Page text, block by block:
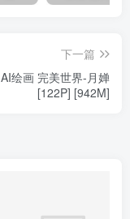
下一篇
AI绘画 完美世界-月婵
[122P] [942M]